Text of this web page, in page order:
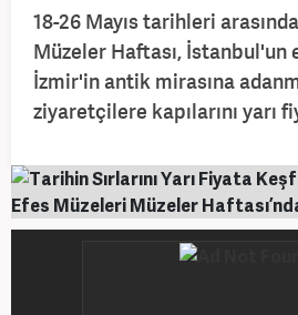
18-26 Mayıs tarihleri
Müzeler Haftası, İstanbul'un
İzmir'in antik mirasına
ziyaretçilere kapılarını yarı